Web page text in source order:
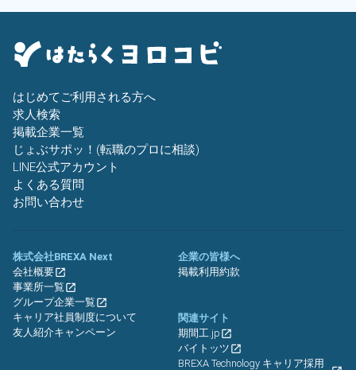
はじめてご利用される方へ
求人検索
掲載企業一覧
じょぶサポッ！(転職のプロに相談)
LINE公式アカウント
よくある質問
お問い合わせ
株式会社BREXA Next
会社概要
事業所一覧
グループ企業一覧
キャリア社員制度について
友人紹介キャンペーン
企業の皆様へ
掲載利用約款
関連サイト
期間工.jp
バイトッツ
BREXA Technology キャリア採用